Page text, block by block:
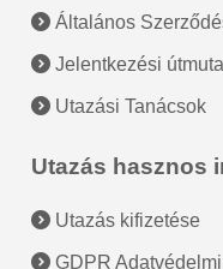
Általános
Jelentkezési
Utazási Tanácsok
Utazás hasznos
Utazás kifizetése
GDPR